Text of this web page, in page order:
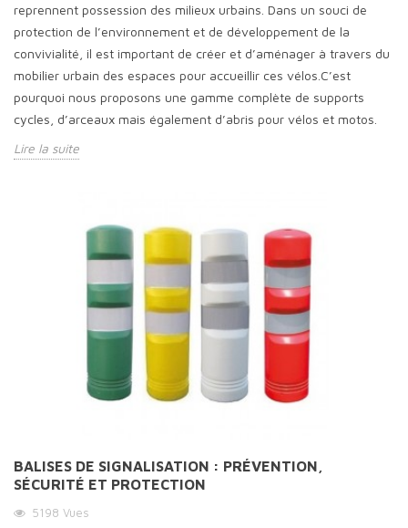
reprennent possession des milieux urbains. Dans un souci de
protection de l’environnement et de développement de la
convivialité, il est important de créer et d’aménager à travers du
mobilier urbain des espaces pour accueillir ces vélos.C’est
pourquoi nous proposons une gamme complète de supports
cycles, d’arceaux mais également d’abris pour vélos et motos.
Lire la suite
BALISES DE SIGNALISATION : PRÉVENTION,
SÉCURITÉ ET PROTECTION
5198 Vues